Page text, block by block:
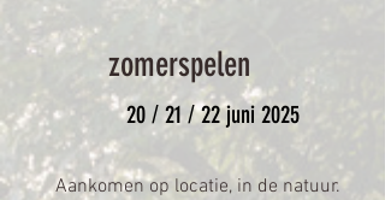
zomerspelen
20 / 21 / 22 juni 2025
Aankomen op locatie, in de natuur.